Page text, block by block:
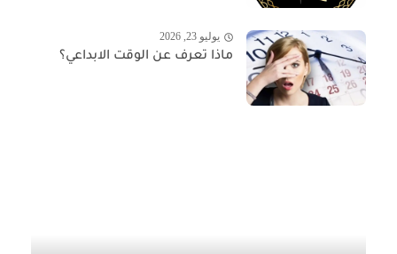
يوليو 23, 2026
ماذا تعرف عن الوقت الابداعي؟